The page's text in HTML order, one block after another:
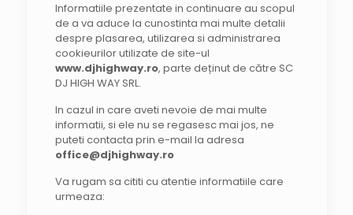
Informatiile prezentate in continuare au scopul
de a va aduce la cunostinta mai multe detalii
despre plasarea, utilizarea si administrarea
cookieurilor utilizate de site-ul
www.djhighway.ro, parte deținut de către SC
DJ HIGH WAY SRL.
In cazul in care aveti nevoie de mai multe
informatii, si ele nu se regasesc mai jos, ne
puteti contacta prin e-mail la adresa
office@djhighway.ro
Va rugam sa cititi cu atentie informatiile care
urmeaza: